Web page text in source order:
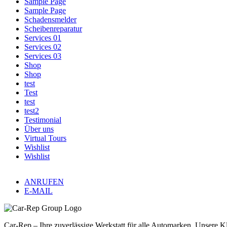
Sample Page
Schadensmelder
Scheibenreparatur
Services 01
Services 02
Services 03
Shop
Shop
test
Test
test
test2
Testimonial
Über uns
Virtual Tours
Wishlist
Wishlist
ANRUFEN
E-MAIL